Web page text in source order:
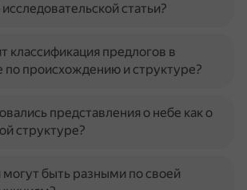
статьи?
классификация предлогов в
по происхождению и структуре?
представления о небе как о
структуре?
быть разными по своей